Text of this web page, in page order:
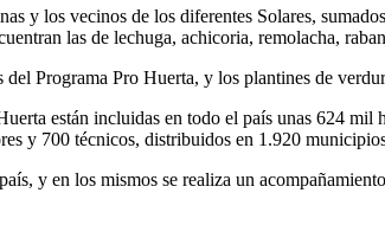
y los vecinos de los diferentes Solares,
las de lechuga, achicoria, remolacha,
Programa Pro Huerta, y los plantines de
están incluidas en todo el país unas 624
y 700 técnicos, distribuidos en 1.920
y en los mismos se realiza un